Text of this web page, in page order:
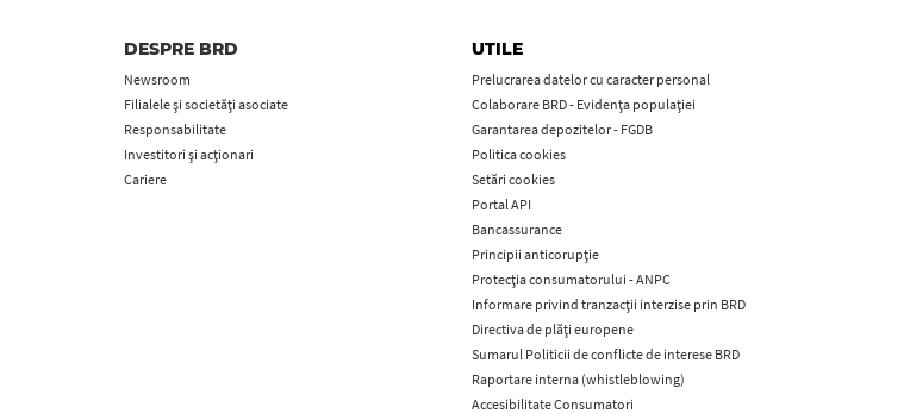
DESPRE BRD
Newsroom
Filialele și societăți asociate
Responsabilitate
Investitori și acționari
Cariere
UTILE
Prelucrarea datelor cu caracter personal
Colaborare BRD - Evidența populației
Garantarea depozitelor - FGDB
Politica cookies
Setări cookies
Portal API
Bancassurance
Principii anticorupţie
Protecţia consumatorului - ANPC
Informare privind tranzacții interzise prin BRD
Directiva de plăți europene
Sumarul Politicii de conflicte de interese BRD
Raportare interna (whistleblowing)
Accesibilitate Consumatori